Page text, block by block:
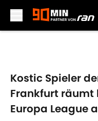
Kostic Spieler
Frankfurt räumt
Europa League